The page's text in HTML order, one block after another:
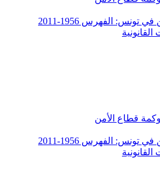
الفهرس 1956-2011
قطاع الأمن
الفهرس 1956-2011